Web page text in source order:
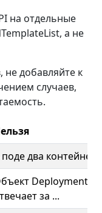
на отдельные
а не
не добавляйте к
случаев,
два
Deployment
за ...